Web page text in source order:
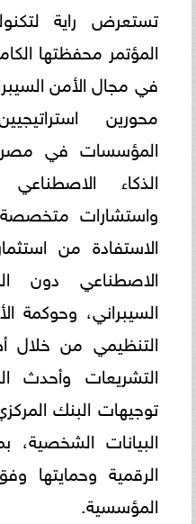
تستعرض راية
المؤتمر محفظتها
في مجال الأمن
محورين
المؤسسات في مصر
الذكاء
واستشارات
الاستفادة من
الاصطناعي دون
السيبراني، وحوكمة
التنظيمي من خلال
التشريعات وأحدث
توجيهات البنك
البيانات الشخصية،
الرقمية وحمايتها
المؤسسية.